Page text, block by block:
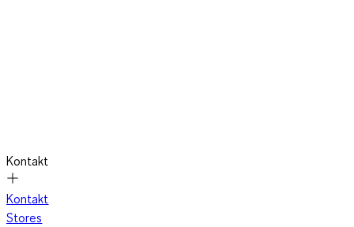
Kontakt
Kontakt
Stores